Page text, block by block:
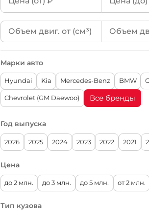
Hyundai
Kia
BMW
Genesis
Audi
SsangYong
Renault Samsung
Volvo
Lexus
Jaguar
Марки авто
Hyundai Kia Mercedes-Benz BMW
Chevrolet (GM Daewoo) Все бренды
Год выпуска
2026 2025 2024 2023 2022 2021
Цена
до 2 млн. до 3 млн. до 5 млн. от 2 млн.
Тип кузова